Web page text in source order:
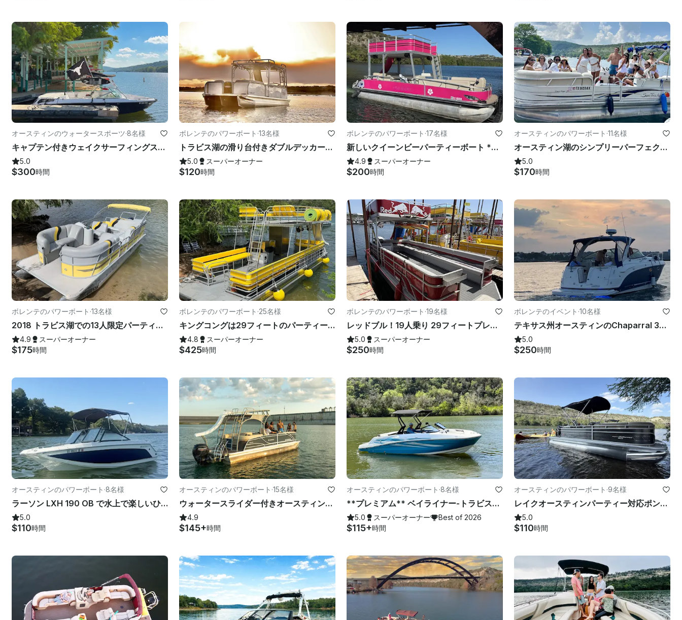
オースティンのウォータースポーツ·8名様
キャプテン付きウェイクサーフィングスーパーエアノーティーク
5.0
$300時間
ボレンテのパワーボート ·13名様
トラビス湖の滑り台付きダブルデッカー・トリトゥーン
5.0 スーパーオーナー
$120時間
ボレンテのパワーボート ·17名様
新しいクイーンビーパーティーボート *レイクトラビスでのみ*
4.9 スーパーオーナー
$200時間
オースティンのパワーボート ·11名様
オースティン湖のシンプリーパーフェクト24フィートサントラッカーポンツーン
5.0
$170時間
ボレンテのパワーボート ·13名様
2018 トラビス湖での13人限定パーティーポンツーン-スクリュードライバー
4.9 スーパーオーナー
$175時間
ボレンテのパワーボート ·25名様
キングコングは29フィートのパーティーバージで、あなたと24人の友達にぴったりです！
4.8 スーパーオーナー
$425時間
ボレンテのパワーボート ·19名様
レッドブル！19人乗り 29フィートプレミアダブルデッキポンツーン滑り台付きボレンテ
5.0 スーパーオーナー
$250時間
ボレンテのイベント ·10名様
テキサス州オースティンのChaparral 330シグネチャー・モーターヨット・レンタル
5.0
$250時間
オースティンのパワーボート ·8名様
ラーソン LXH 190 OB で水上で楽しいひとときを — 7人乗り！
5.0
$110時間
オースティンのパワーボート ·15名様
ウォータースライダー付きオースティン湖2階建てトリトゥーン.楽しいキャプテンが付属！
4.9
$145+時間
オースティンのパワーボート ·8名様
**プレミアム** ベイライナー-トラビス湖またはオースティン湖 (1/2)
5.0 スーパーオーナー Best of 2026
$115+時間
オースティンのパワーボート ·9名様
レイクオースティンパーティー対応ポンツーン（9人用）— キャプテン＆リリーパッド付属！
5.0
$110時間